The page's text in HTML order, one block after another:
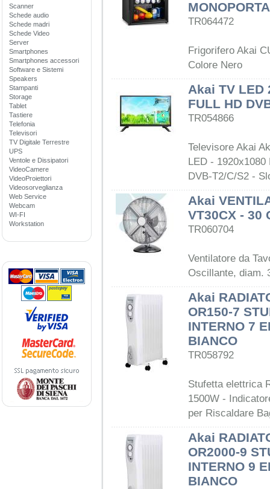
Scanner
Schede audio
Schede madri
Schede Video
Server
Smartphones
Smartphones accessori
Software e Sistemi
Speakers
Stampanti
Storage
Tablet
Tastiere
Telefonia
Televisori
TV Digitale Terrestre
UPS
Ventole e Dissipatori
VideoCamere
VideoProiettori
Videosorveglianza
Web Service
Webcam
WI-FI
Workstation
MONOPORTA
TR064472
Frigorifero Akai
Colore Nero
Akai TV LED
FULL HD
TR054866
Televisore Akai
LED -
DVB-T2/C/S2 -
Akai
VT30CX - 30
TR060704
Ventilatore da
Oscillante, diam.
Akai
OR150-7
INTERNO 7
BIANCO
TR058792
Stufetta elettrica
1500W -
per Riscaldare
Akai
OR2000-9
INTERNO 9
BIANCO